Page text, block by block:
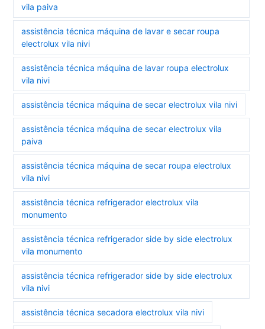
vila paiva
assistência técnica máquina de lavar e secar roupa
electrolux vila nivi
assistência técnica máquina de lavar roupa electrolux
vila nivi
assistência técnica máquina de secar electrolux vila nivi
assistência técnica máquina de secar electrolux vila
paiva
assistência técnica máquina de secar roupa electrolux
vila nivi
assistência técnica refrigerador electrolux vila
monumento
assistência técnica refrigerador side by side electrolux
vila monumento
assistência técnica refrigerador side by side electrolux
vila nivi
assistência técnica secadora electrolux vila nivi